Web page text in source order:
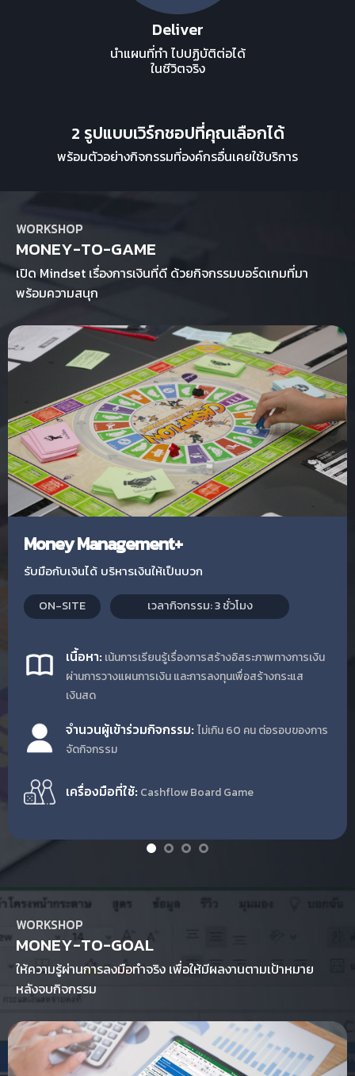
Deliver
นำแผนที่ทำ ไปปฏิบัติต่อได้
ในชีวิตจริง
2 รูปแบบเวิร์กชอปที่คุณเลือกได้
พร้อมตัวอย่างกิจกรรมที่องค์กรอื่นเคยใช้บริการ
WORKSHOP
MONEY-TO-GAME
เปิด Mindset เรื่องการเงินที่ดี ด้วยกิจกรรมบอร์ดเกมที่มา
พร้อมความสนุก
Money Management+
รับมือกับเงินได้ บริหารเงินให้เป็นบวก
ON-SITE เวลากิจกรรม: 3 ชั่วโมง
เนื้อหา: เน้นการเรียนรู้เรื่องการสร้างอิสระภาพทางการเงิน
ผ่านการวางแผนการเงิน และการลงทุนเพื่อสร้างกระแส
เงินสด
จำนวนผู้เข้าร่วมกิจกรรม: ไม่เกิน 60 คน ต่อรอบของการ
จัดกิจกรรม
เครื่องมือที่ใช้: Cashflow Board Game
WORKSHOP
MONEY-TO-GOAL
ให้ความรู้ผ่านการลงมือทำจริง เพื่อให้มีผลงานตามเป้าหมาย
หลังจบกิจกรรม